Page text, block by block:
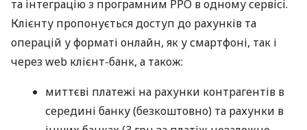
та інтеграцію з програмним РРО в одному сервісі.
Клієнту пропонується доступ до рахунків та
операцій у форматі онлайн, як у смартфоні, так і
через web клієнт-банк, а також:
миттєві платежі на рахунки контрагентів в
середині банку (безкоштовно) та рахунки в